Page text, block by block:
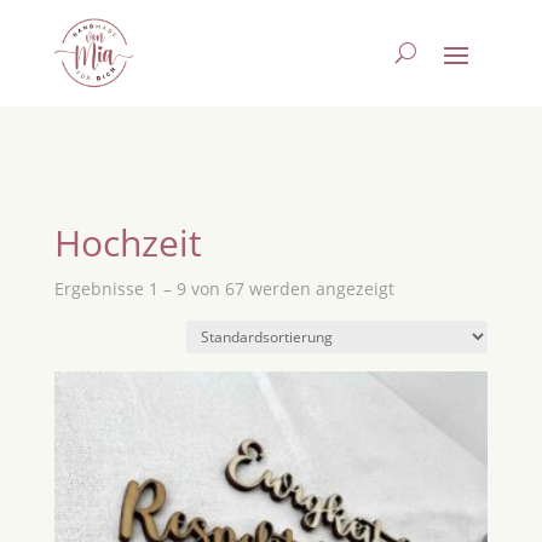
Hochzeit
Ergebnisse 1 – 9 von 67 werden angezeigt